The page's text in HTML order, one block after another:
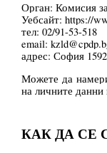
Орган: Комисия
Уебсайт: https://
тел: 02/91-53-518
email:
адрес: София
Можете да
на личните
КАК ДА СЕ